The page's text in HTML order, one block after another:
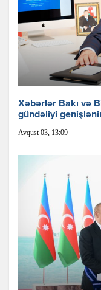
Xəbərlər Bakı və
gündəliyi
Avqust 03, 13:09